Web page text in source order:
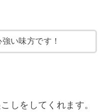
い味方です！
しをしてくれます。